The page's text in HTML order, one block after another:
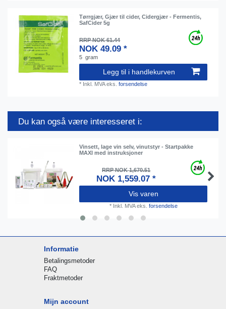
Tørrgjær, Gjær til cider, Cidergjær - Fermentis,
SafCider 5g
RRP NOK 61.44
NOK 49.09 *
5 gram
Legg til i handlekurven
* Inkl. MVAeks.forsendelse
Du kan også være interesseret i:
Vinsett, lage vin selv, vinutstyr - Startpakke
MAXI med instruksjoner
RRP NOK 1,670.51
NOK 1,559.07 *
Vis varen
* Inkl. MVAeks. forsendelse
Informatie
Betalingsmetoder
FAQ
Fraktmetoder
Mijn account